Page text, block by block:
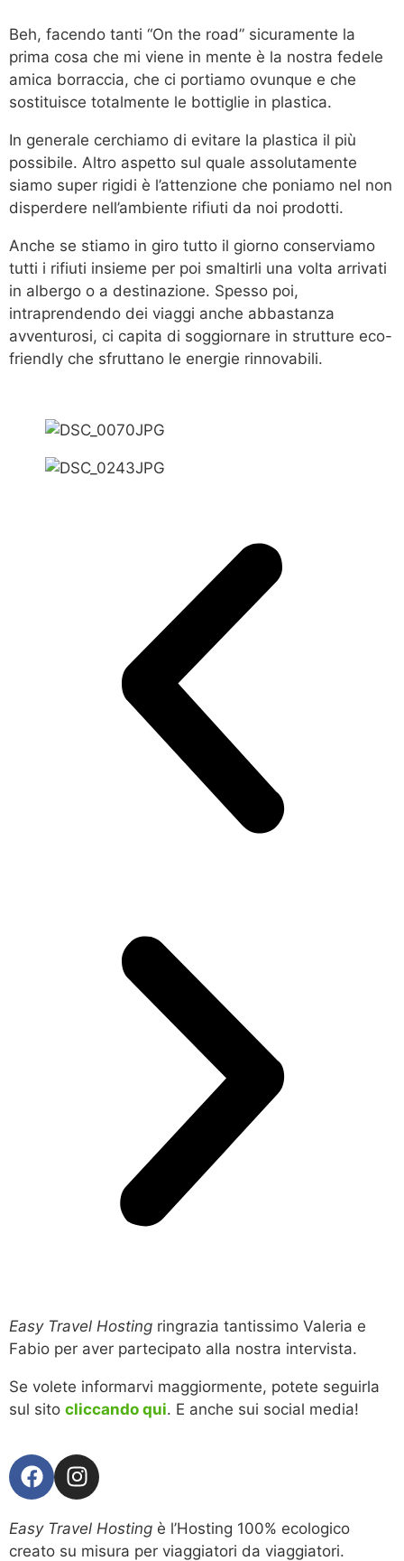
Beh, facendo tanti “On the road” sicuramente la
prima cosa che mi viene in mente è la nostra fedele
amica borraccia, che ci portiamo ovunque e che
sostituisce totalmente le bottiglie in plastica.
In generale cerchiamo di evitare la plastica il più
possibile. Altro aspetto sul quale assolutamente
siamo super rigidi è l’attenzione che poniamo nel non
disperdere nell’ambiente rifiuti da noi prodotti.
Anche se stiamo in giro tutto il giorno conserviamo
tutti i rifiuti insieme per poi smaltirli una volta arrivati
in albergo o a destinazione. Spesso poi,
intraprendendo dei viaggi anche abbastanza
avventurosi, ci capita di soggiornare in strutture eco-
friendly che sfruttano le energie rinnovabili.
Easy Travel Hosting ringrazia tantissimo Valeria e
Fabio per aver partecipato alla nostra intervista.
Se volete informarvi maggiormente, potete seguirla
sul sito cliccando qui. E anche sui social media!
Easy Travel Hosting è l’Hosting 100% ecologico
creato su misura per viaggiatori da viaggiatori.